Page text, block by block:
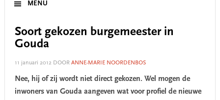
MENU
Soort gekozen burgemeester in
Gouda
11 januari 2012DOOR ANNE-MARIE NOORDENBOS
Nee, hij of zij wordt niet direct gekozen. Wel mogen de
inwoners van Gouda aangeven wat voor profiel de nieuwe